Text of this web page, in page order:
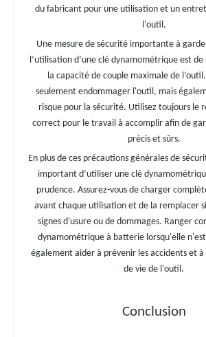
du fabricant pour une utilisation et un
l'outil.
Une mesure de sécurité importante à
l’utilisation d’une clé dynamométrique est de
la capacité de couple maximale de
seulement endommager l'outil, mais
risque pour la sécurité. Utilisez toujours le
correct pour le travail à accomplir afin de
précis et sûrs.
En plus de ces précautions générales de
important d’utiliser une clé
prudence. Assurez-vous de charger
avant chaque utilisation et de la remplacer
signes d'usure ou de dommages. Ranger
dynamométrique à batterie lorsqu'elle
également aider à prévenir les accidents et
de vie de l'outil.
Conclusion